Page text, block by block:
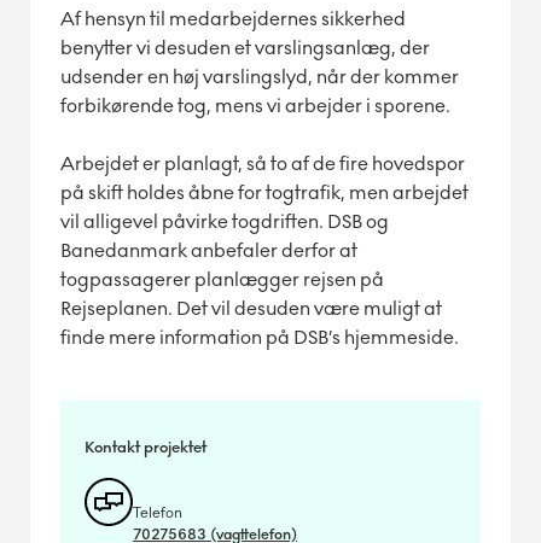
Af hensyn til medarbejdernes sikkerhed
benytter vi desuden et varslingsanlæg, der
udsender en høj varslingslyd, når der kommer
forbikørende tog, mens vi arbejder i sporene.
Arbejdet er planlagt, så to af de fire hovedspor
på skift holdes åbne for togtrafik, men arbejdet
vil alligevel påvirke togdriften. DSB og
Banedanmark anbefaler derfor at
togpassagerer planlægger rejsen på
Rejseplanen. Det vil desuden være muligt at
finde mere information på DSB’s hjemmeside.
Kontakt projektet
Telefon
70275683 (vagttelefon)